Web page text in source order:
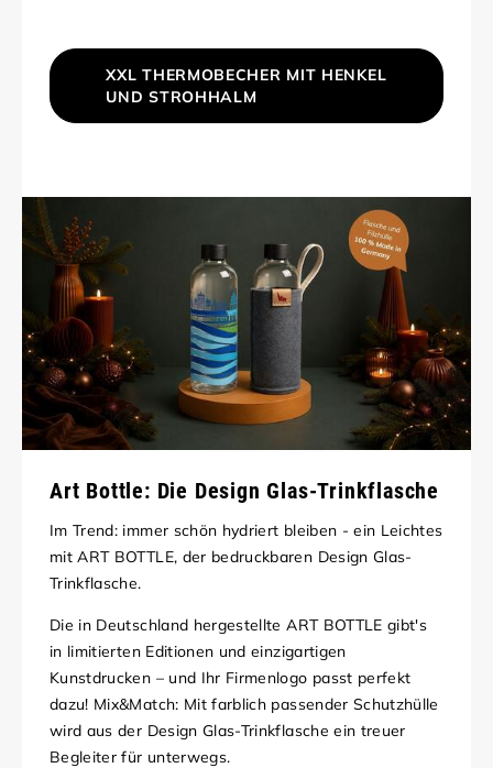
XXL THERMOBECHER MIT HENKEL
UND STROHHALM
Art Bottle: Die Design Glas-Trinkflasche
Im Trend: immer schön hydriert bleiben - ein Leichtes
mit ART BOTTLE, der bedruckbaren Design Glas-
Trinkflasche.
Die in Deutschland hergestellte ART BOTTLE gibt's
in limitierten Editionen und einzigartigen
Kunstdrucken – und Ihr Firmenlogo passt perfekt
dazu! Mix&Match: Mit farblich passender Schutzhülle
wird aus der Design Glas-Trinkflasche ein treuer
Begleiter für unterwegs.